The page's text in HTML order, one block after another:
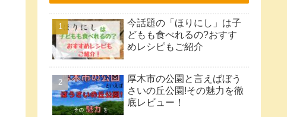
今話題の「ほりにし」は子
どもも食べれるの?おすす
めレシピもご紹介
厚木市の公園と言えばぼう
さいの丘公園!その魅力を徹
底レビュー！